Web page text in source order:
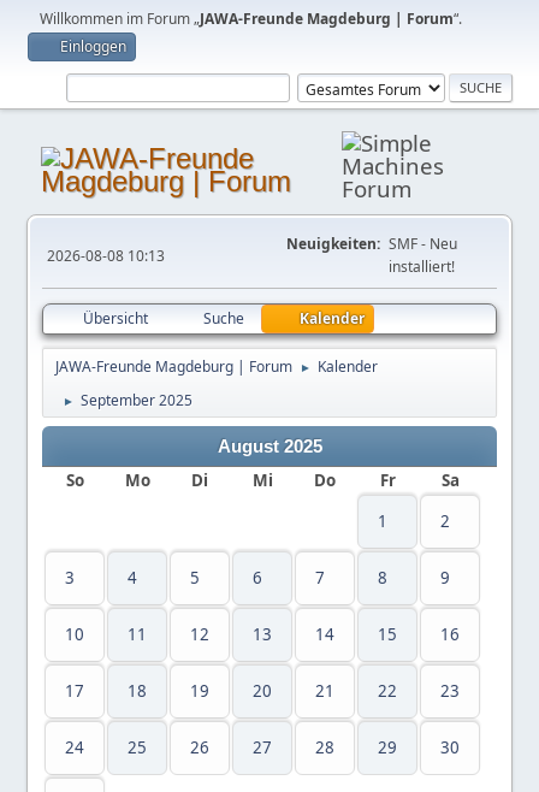
Willkommen im Forum „JAWA-Freunde Magdeburg | Forum“.
Einloggen
2026-08-08 10:13
Neuigkeiten: SMF - Neu
installiert!
Übersicht Suche Kalender
JAWA-Freunde Magdeburg | Forum ► Kalender
► September 2025
August 2025
So Mo Di Mi Do Fr
Sa
1
2
3 4 5 6 7 8 9
10 11 12 13 14 15 16
17 18 19 20 21 22 23
24 25 26 27 28 29 30